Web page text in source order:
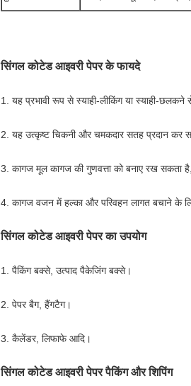
सिंगल कोटेड आइवरी पेपर के फायदे
1. यह प्रभावी रूप से स्याही-लीकिंग या स्याही-
2. यह उत्कृष्ट चिकनी और चमकदार सतह प्रदान कर
3. कागज मूल कागज की गुणवत्ता को बनाए रख
4. कागज वजन में हल्का और परिवहन लागत बचाने के लिए
सिंगल कोटेड आइवरी पेपर का उपयोग
1. पैकिंग बक्से, उत्पाद पैकेजिंग बक्से।
2. पेपर बैग, हैंगटैग।
3. कैलेंडर, लिफाफे आदि।
सिंगल कोटेड आइवरी पेपर पैकिंग और शिपिंग